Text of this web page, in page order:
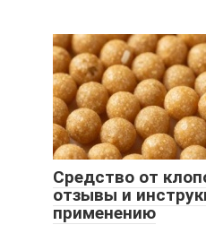
Средство от
отзывы и
применению